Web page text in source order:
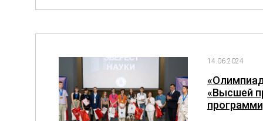
14.06.2024
«Высшей